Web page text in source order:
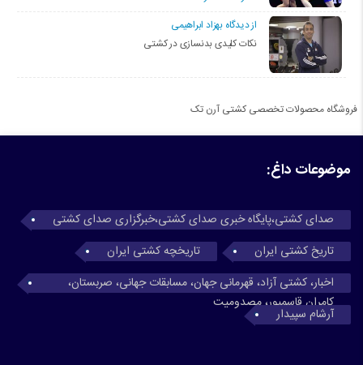
از دیدگاه بهزاد ابراهیمی
نکات کلیدی بدنسازی در کشتی
فروشگاه محصولات تخصصی کشتی آرن تک
موضوعات داغ:
صدای کشتی،پایگاه خبری صدای کشتی،خبرگزاری صدای کشتی
تاریخ کشتی ایران
تاریخچه کشتی ایران
اخبار، کشتی آزاد، قهرمانی جهان، مسابقات جهانی، صربستان،
کامران قاسمپور، مصدومیت
آرشام سپیدار